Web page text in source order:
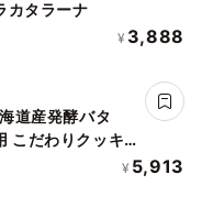
カタラーナ
¥ 3,888
道産発酵バタ
こだわりクッキ
¥ 5,913